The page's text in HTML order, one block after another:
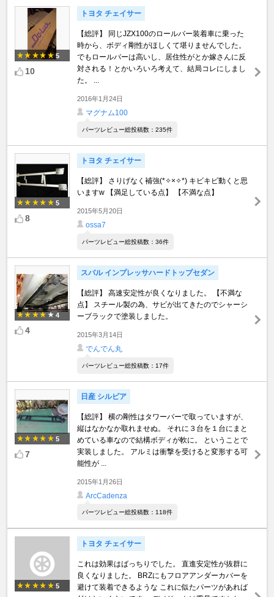
5
10
トヨタ チェイサー
【総評】 同じJZX100のロールバー装着車に乗った
時から、ボディ剛性がほしくて堪りませんでした。
でもロールバーは高いし、居住性がとか嫁さんに反
対される！とかいろいろ考えて、結局コレにしまし
た。 ...
2016年1月24日
マグナム100
パーツレビュー総投稿数：235件
5
8
トヨタ チェイサー
【総評】 さりげなく補強(*✧×✧*) キビキビ動くと思
いますw 【満足している点】 【不満な点】
2015年5月20日
ossa7
パーツレビュー総投稿数：36件
4
4
スバル インプレッサハードトップセダン
【総評】 高速安定性が良くなりました。 【不満な
点】 スチール製の為、サビが出てきたのでシャーシ
ーブラックで塗装しました。
2015年3月14日
でんでん丸
パーツレビュー総投稿数：17件
5
7
日産 シルビア
【総評】 横の剛性はタワーバーで取っていますが、
縦はなかなか取れませぬ。 それに３台を１台にまと
めている車なので結構ボディが軟に。 ということで
実装しました。 アルミは衝撃を受けると変形する可
能性が ...
2015年1月26日
ArcCadenza
パーツレビュー総投稿数：118件
5
トヨタ チェイサー
これは効果はばっちりでした。 直進安定性が抜群に
良くなりました。 BRZにもフロアアンダーカバーを
避けて装着できるような これに似たパーツがあれば